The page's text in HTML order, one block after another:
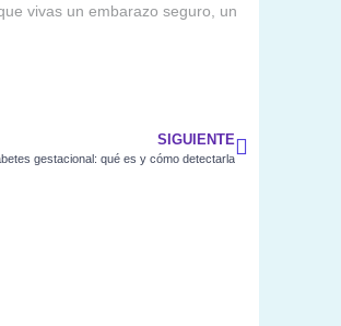
vivas un embarazo seguro, un
SIGUIENTE
gestacional: qué es y cómo detectarla